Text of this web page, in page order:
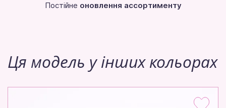
Постійне оновлення ассортименту
Ця модель у інших кольорах